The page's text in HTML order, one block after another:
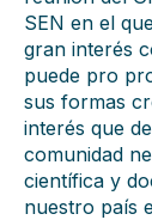
SEN en el
gran interés
puede pro
sus formas
interés que
comunidad
científica y
nuestro país